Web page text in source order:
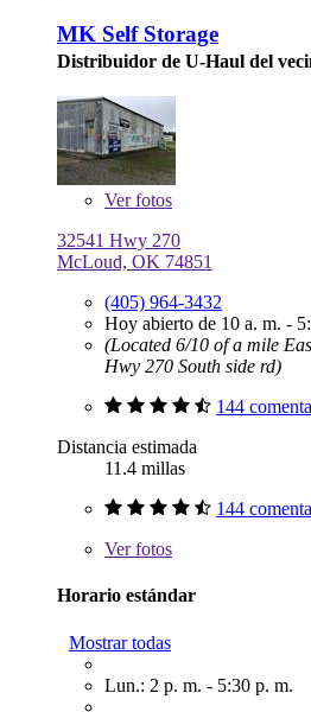
MK Self Storage
Distribuidor de U-Haul del
Verfotos
32541 Hwy 270
McLoud, OK 74851
(405) 964-3432
Hoy abierto de 10 a. m. -
(Located 6/10 of a mile
Hwy 270 South side rd)
144
Distancia estimada
11.4 millas
144
Verfotos
Horario estándar
Mostrar todas
Lun.: 2 p. m. - 5:30 p. m.